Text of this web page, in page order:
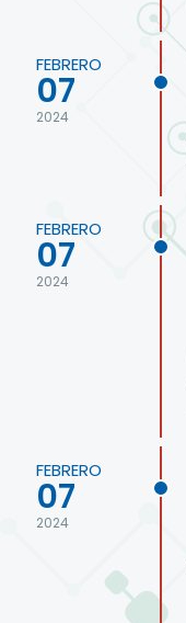
FEBRERO
07
2024
FEBRERO
07
2024
FEBRERO
07
2024